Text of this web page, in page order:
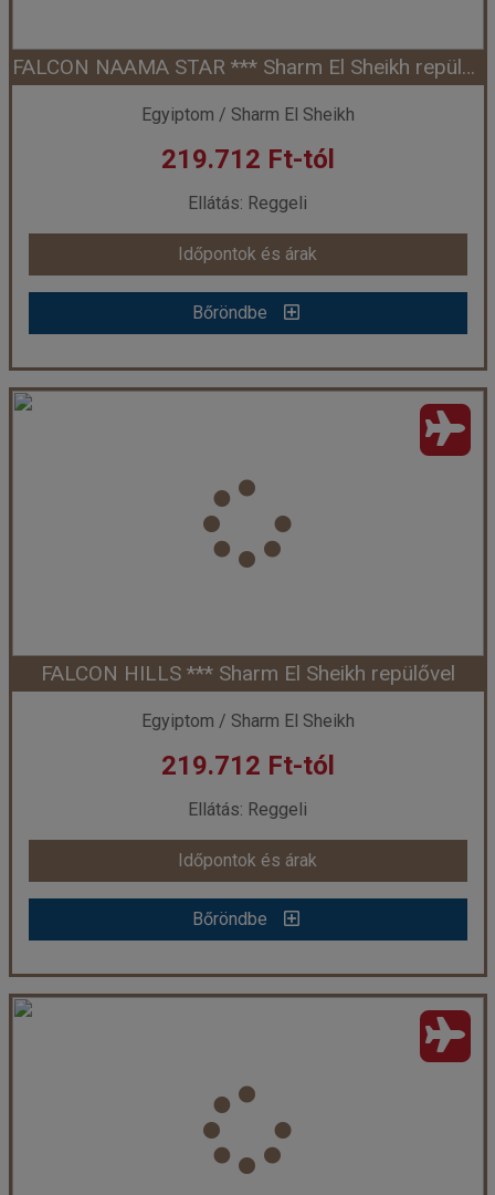
Időpont: 2026-09-26 | 7 éj
már 211.556 Ft-tól
Időpontok és árak
Bőröndbe
FALCON NAAMA STAR *** Sharm El Sheikh repülővel
Egyiptom / Sharm El Sheikh
219.712 Ft-tól
Ellátás: Reggeli
Időpontok és árak
Bőröndbe
FALCON NAAMA STAR *** Sharm El Sheikh repülővel
Sharm El Sheikh
Utazás módja:
Repülővel
Ellátás:
Reggeli
Szálláskategória:Hotel ***
standard kétágyas szoba, kertre néző
Időpont: 2026-09-06 | 7 éj
már 219.712 Ft-tól
Időpontok és árak
Bőröndbe
FALCON HILLS *** Sharm El Sheikh repülővel
Egyiptom / Sharm El Sheikh
219.712 Ft-tól
Ellátás: Reggeli
Időpontok és árak
Bőröndbe
FALCON HILLS *** Sharm El Sheikh repülővel
Sharm El Sheikh
Utazás módja:
Repülővel
Ellátás:
Reggeli
Szálláskategória:Hotel ***
standard kétágyas szoba, kertre néző